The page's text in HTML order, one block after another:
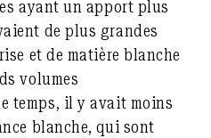
ayant un apport plus
de plus grandes
et de matière blanche
volumes
temps, il y avait moins
blanche, qui sont